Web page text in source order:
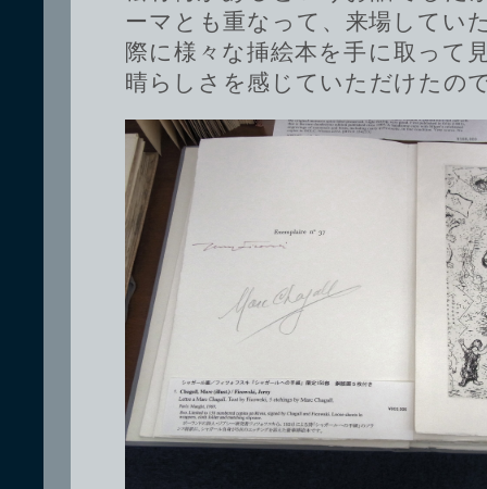
ーマとも重なって、来場してい
際に様々な挿絵本を手に取って
晴らしさを感じていただけたの